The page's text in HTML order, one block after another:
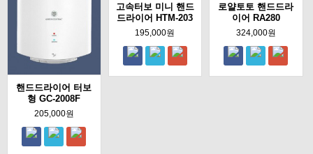
핸드드라이어 터보
형 GC-2008F
205,000원
고속터보 미니 핸드
드라이어 HTM-203
195,000원
로얄토토 핸드드라
이어 RA280
324,000원